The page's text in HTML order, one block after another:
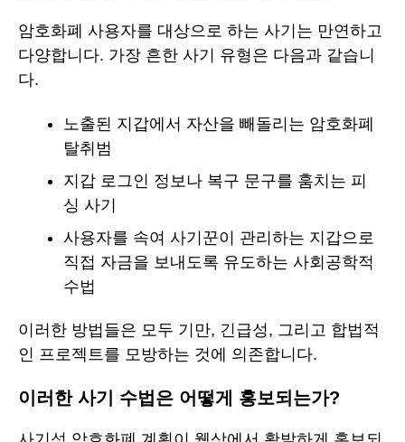
암호화폐 사용자를 대상으로 하는 사기는 만연하고
다양합니다. 가장 흔한 사기 유형은 다음과 같습니
다.
노출된 지갑에서 자산을 빼돌리는 암호화폐
탈취범
지갑 로그인 정보나 복구 문구를 훔치는 피
싱 사기
사용자를 속여 사기꾼이 관리하는 지갑으로
직접 자금을 보내도록 유도하는 사회공학적
수법
이러한 방법들은 모두 기만, 긴급성, 그리고 합법적
인 프로젝트를 모방하는 것에 의존합니다.
이러한 사기 수법은 어떻게 홍보되는가?